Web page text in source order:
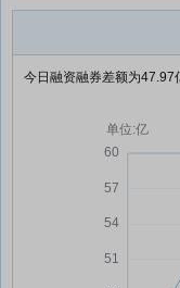
今日融资融券差额为